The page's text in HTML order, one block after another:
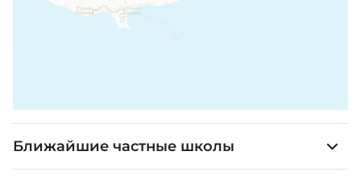
Ближайшие частные школы